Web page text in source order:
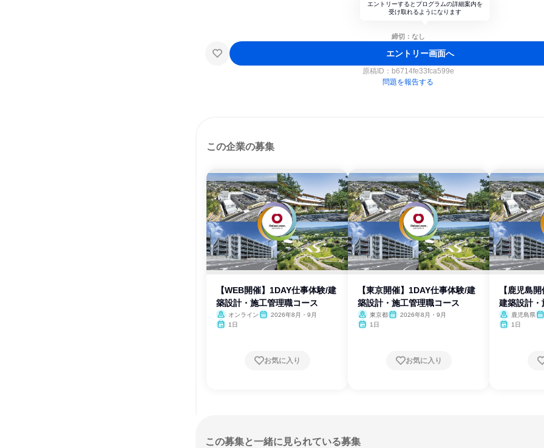
エントリーするとプログラムの詳細案内を
受け取れるようになります
締切：なし
エントリー画面へ
原稿ID： b6714fe33fca599e
問題を報告する
この企業の募集
【WEB開催】1DAY仕事体験/建
築設計・施工管理職コース
オンライン
2026年8月・9月
1日
お気に入り
【東京開催】1DAY仕事体験/建
築設計・施工管理職コース
東京都
2026年8月・9月
1日
お気に入り
【鹿児島
建築設計・
鹿児島県
1日
この募集と一緒に見られている募集